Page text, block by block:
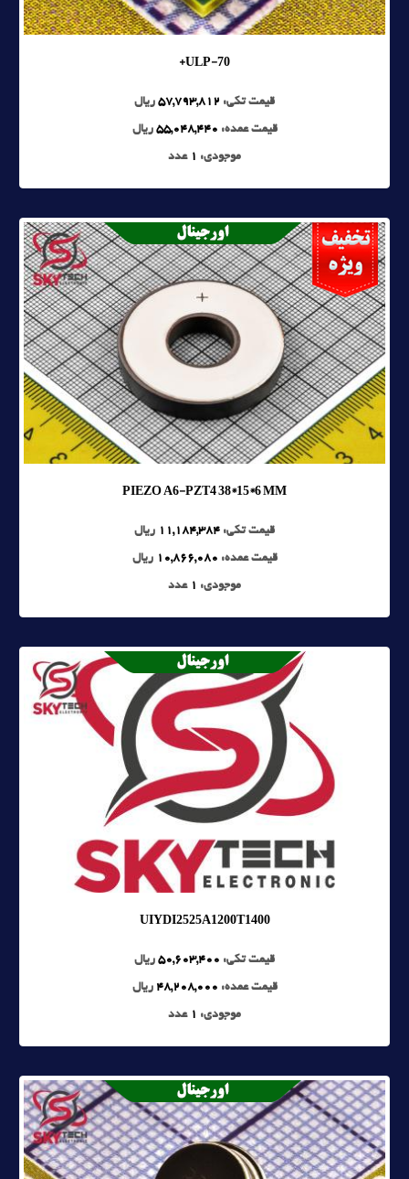
ULP-70+
قیمت تکی: 57,793,812 ریال
قیمت عمده: 55,048,440 ریال
موجودی: 1 عدد
PIEZO A6-PZT4 38*15*6 MM
قیمت تکی: 11,184,384 ریال
قیمت عمده: 10,866,080 ریال
موجودی: 1 عدد
UIYDI2525A1200T1400
قیمت تکی: 50,603,400 ریال
قیمت عمده: 48,208,000 ریال
موجودی: 1 عدد